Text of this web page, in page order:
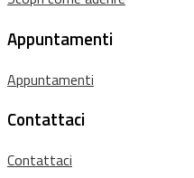
Appuntamenti
Appuntamenti
Contattaci
Contattaci